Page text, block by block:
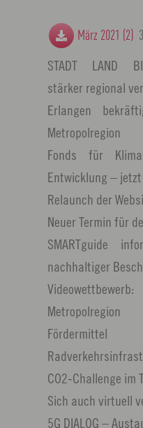
März 2021 (2)
STADT LAND
stärker regional
Erlangen
Metropolregion
Fonds für
Entwicklung –
Relaunch der
Neuer Termin für
SMARTguide
nachhaltiger
Metropolregion
CO2-Challenge im
Sich auch virtuell
5G DIALOG –